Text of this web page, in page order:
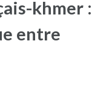
khmer :
entre